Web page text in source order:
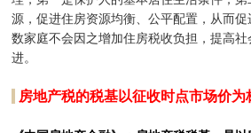
源，促进住房资源均衡、公平配置，从而
数家庭不会因之增加住房税收负担，提高
进。
房地产税的税基以征收时点市场价为